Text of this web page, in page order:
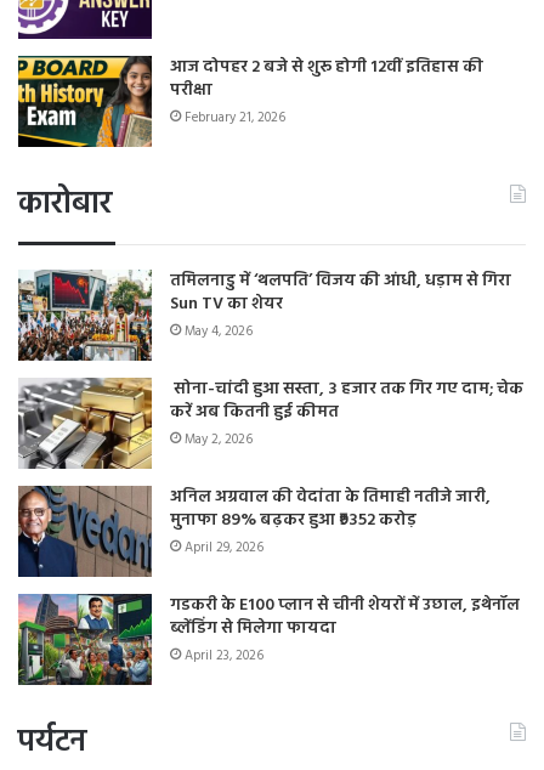
आज दोपहर 2 बजे से शुरू होगी 12वीं इतिहास की
परीक्षा
February 21, 2026
कारोबार
तमिलनाडु में ‘थलपति’ विजय की आंधी, धड़ाम से गिरा
Sun TV का शेयर
May 4, 2026
सोना-चांदी हुआ सस्ता, 3 हजार तक गिर गए दाम; चेक
करें अब कितनी हुई कीमत
May 2, 2026
अनिल अग्रवाल की वेदांता के तिमाही नतीजे जारी,
मुनाफा 89% बढ़कर हुआ ₹9352 करोड़
April 29, 2026
गडकरी के E100 प्लान से चीनी शेयरों में उछाल, इथेनॉल
ब्लेंडिंग से मिलेगा फायदा
April 23, 2026
पर्यटन